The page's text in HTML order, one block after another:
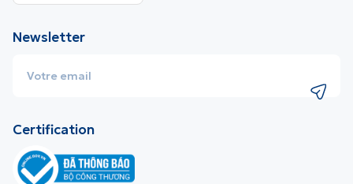
Newsletter
Certification